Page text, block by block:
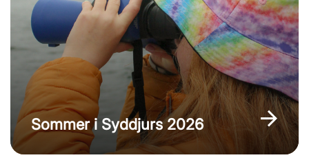
Sommer i Syddjurs 2026